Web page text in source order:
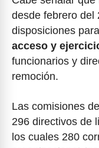
desde febrero del
disposiciones
acceso y
funcionarios y
remoción.
Las comisiones
296 directivos de
los cuales 280